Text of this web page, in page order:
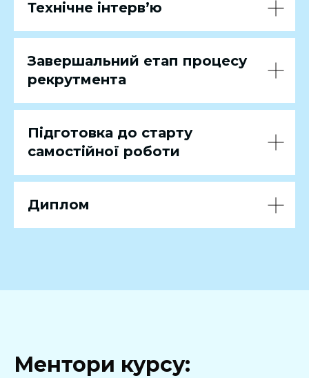
Технічне інтерв’ю
Завершальний етап процесу
рекрутмента
Підготовка до старту
самостійної роботи
Диплом
Ментори курсу: